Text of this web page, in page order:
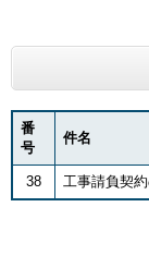
番
号
件名
38 工事請負契